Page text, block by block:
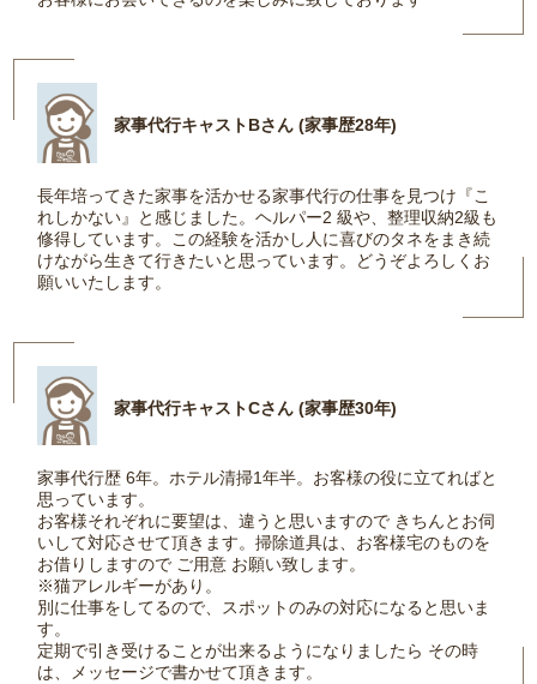
家事代行キャストBさん (家事歴28年)
長年培ってきた家事を活かせる家事代行の仕事を見つけ『こ
れしかない』と感じました。ヘルパー2 級や、整理収納2級も
修得しています。この経験を活かし人に喜びのタネをまき続
けながら生きて行きたいと思っています。どうぞよろしくお
願いいたします。
家事代行キャストCさん (家事歴30年)
家事代行歴 6年。ホテル清掃1年半。お客様の役に立てればと
思っています。
お客様それぞれに要望は、違うと思いますので きちんとお伺
いして対応させて頂きます。掃除道具は、お客様宅のものを
お借りしますので ご用意 お願い致します。
※猫アレルギーがあり。
別に仕事をしてるので、スポットのみの対応になると思いま
す。
定期で引き受けることが出来るようになりましたら その時
は、メッセージで書かせて頂きます。